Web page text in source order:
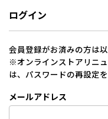
ログイン
会員登録がお済みの方は
※オンラインストアリニ
は、パスワードの再設定
メールアドレス